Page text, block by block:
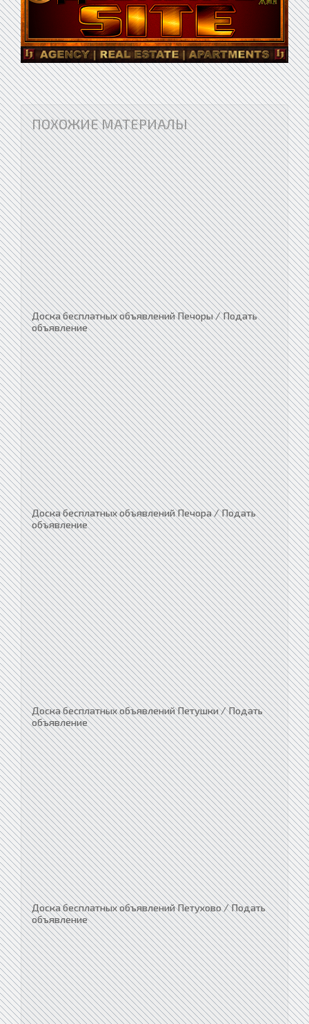
ПОХОЖИЕ МАТЕРИАЛЫ
Доска бесплатных объявлений Печоры / Подать
объявление
Доска бесплатных объявлений Печора / Подать
объявление
Доска бесплатных объявлений Петушки / Подать
объявление
Доска бесплатных объявлений Петухово / Подать
объявление